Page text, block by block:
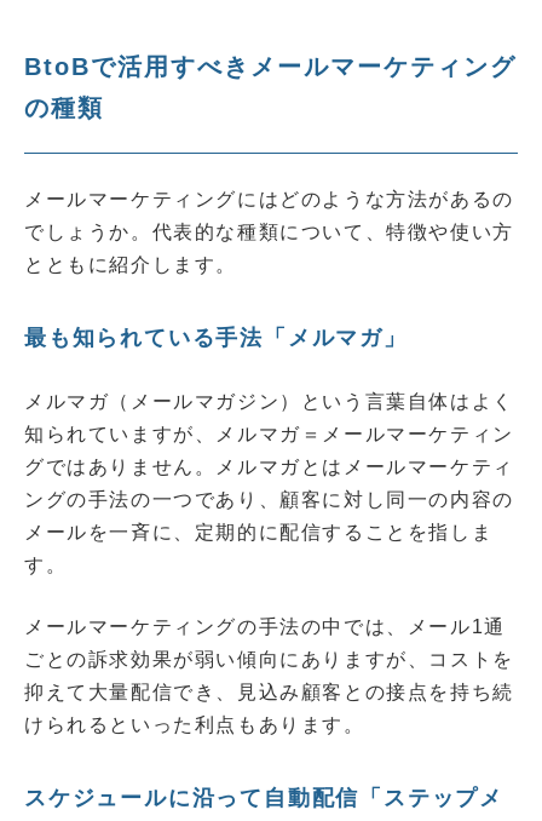
BtoBで活用すべきメールマーケティング
の種類
メールマーケティングにはどのような方法があるの
でしょうか。代表的な種類について、特徴や使い方
とともに紹介します。
最も知られている手法「メルマガ」
メルマガ（メールマガジン）という言葉自体はよく
知られていますが、メルマガ＝メールマーケティン
グではありません。メルマガとはメールマーケティ
ングの手法の一つであり、顧客に対し同一の内容の
メールを一斉に、定期的に配信することを指しま
す。
メールマーケティングの手法の中では、メール1通
ごとの訴求効果が弱い傾向にありますが、コストを
抑えて大量配信でき、見込み顧客との接点を持ち続
けられるといった利点もあります。
スケジュールに沿って自動配信「ステップメ